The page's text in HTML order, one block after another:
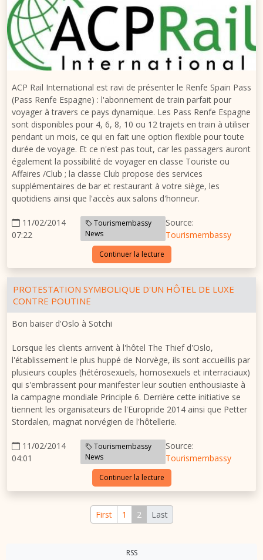
ACP Rail International est ravi de présenter le Renfe Spain Pass
(Pass Renfe Espagne) : l'abonnement de train parfait pour
voyager à travers ce pays dynamique. Les Pass Renfe Espagne
sont disponibles pour 4, 6, 8, 10 ou 12 trajets en train à utiliser
pendant un mois, ce qui en fait une option flexible pour toute
durée de voyage. Et ce n'est pas tout, car les passagers auront
également la possibilité de voyager en classe Touriste ou
Affaires /Club ; la classe Club propose des services
supplémentaires de bar et restaurant à votre siège, les
quotidiens ainsi que l'accès aux salons d'honneur.
11/02/2014
07:22
Tourismembassy
News
Source:
Tourismembassy
Continuer la lecture
PROTESTATION SYMBOLIQUE D'UN HÔTEL DE LUXE
CONTRE POUTINE
Bon baiser d'Oslo à Sotchi
Lorsque les clients arrivent à l'hôtel The Thief d'Oslo,
l'établissement le plus huppé de Norvège, ils sont accueillis par
plusieurs couples (hétérosexuels, homosexuels et interraciaux)
qui s'embrassent pour manifester leur soutien enthousiaste à
la campagne mondiale Principle 6. Derrière cette initiative se
tiennent les organisateurs de l'Europride 2014 ainsi que Petter
Stordalen, magnat norvégien de l'hôtellerie.
11/02/2014
04:01
Tourismembassy
News
Source:
Tourismembassy
Continuer la lecture
First 1 2 Last
RSS